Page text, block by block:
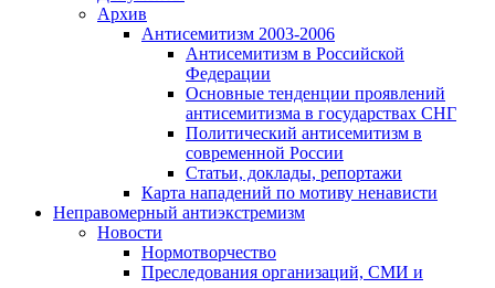
Архив
Антисемитизм 2003-2006
Антисемитизм в Российской
Федерации
Основные тенденции проявлений
антисемитизма в государствах СНГ
Политический антисемитизм в
современной России
Статьи, доклады, репортажи
Карта нападений по мотиву ненависти
Неправомерный антиэкстремизм
Новости
Нормотворчество
Преследования организаций, СМИ и